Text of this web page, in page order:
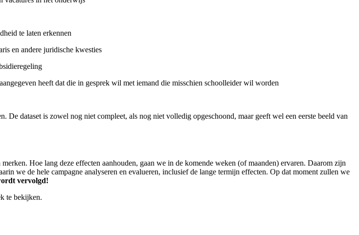
te laten erkennen
en andere juridische kwesties
heeft dat die in gesprek wil met iemand die misschien schoolleider wil worden
De dataset is zowel nog niet compleet, als nog niet volledig opgeschoond, maar geeft wel een eerste beeld van
Hoe lang deze effecten aanhouden, gaan we in de komende weken (of maanden) ervaren. Daarom zijn
we de hele campagne analyseren en evalueren, inclusief de lange termijn effecten. Op dat moment zullen we
vervolgd!
te bekijken.